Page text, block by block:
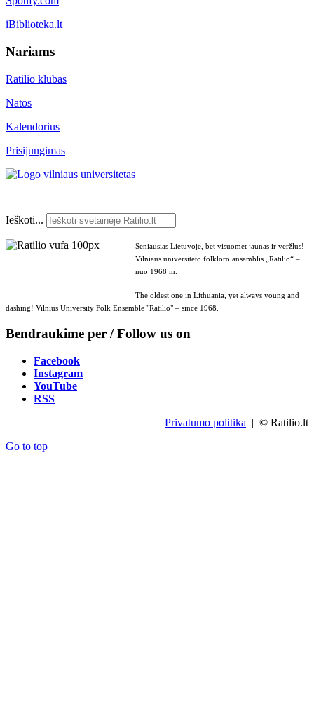
iBiblioteka.lt
Nariams
Ratilio klubas
Natos
Kalendorius
Prisijungimas
Ieškoti...
Seniausias Lietuvoje, bet visuomet jaunas ir veržlus!
Vilniaus universiteto folkloro ansamblis „Ratilio“ –
nuo 1968 m.
The oldest one in Lithuania, yet always young and
dashing! Vilnius University Folk Ensemble "Ratilio" – since 1968.
Bendraukime per / Follow us on
Facebook
Instagram
YouTube
RSS
Privatumo politika | © Ratilio.lt
Go to top